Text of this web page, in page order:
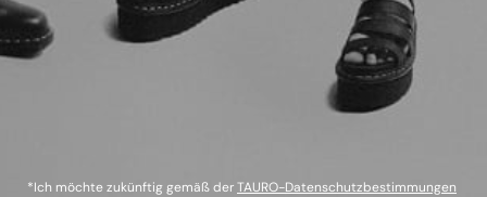
*Ich möchte zukünftig gemäß derTAURO-Datenschutzbestimmungen